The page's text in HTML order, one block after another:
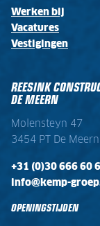
Werken bij
Vacatures
Vestigingen
REESINK
DE MEERN
Molensteyn 47
3454 PT De Meern
+31 (0)30 666 60
info@kemp-
OPENINGSTIJDEN